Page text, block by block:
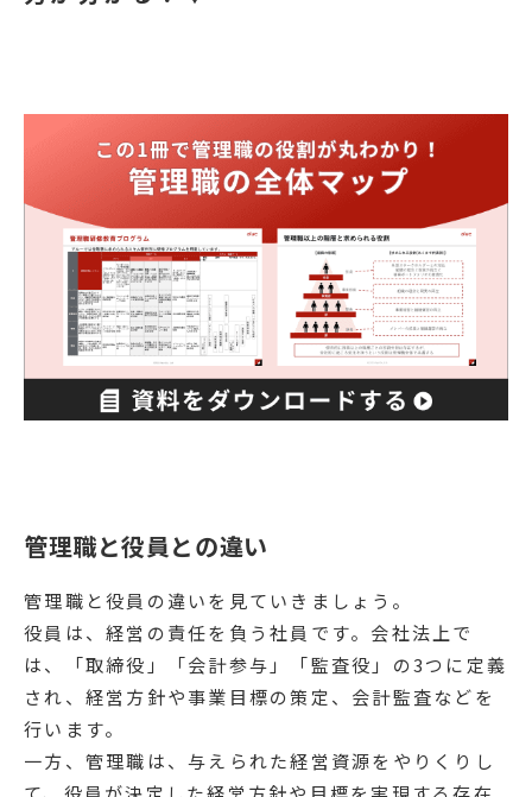
管理職と役員との違い
管理職と役員の違いを見ていきましょう。
役員は、経営の責任を負う社員です。会社法上で
は、「取締役」「会計参与」「監査役」の3つに定義
され、経営方針や事業目標の策定、会計監査などを
行います。
一方、管理職は、与えられた経営資源をやりくりし